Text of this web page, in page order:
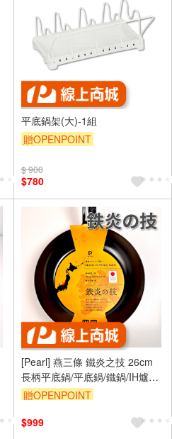
平底鍋架(大)-1組
贈OPENPOINT
$ 900
$780
[Pearl] 燕三條 鐵炎之技 26cm
長柄平底鍋/平底鍋/鐵鍋/IH爐適
用
贈OPENPOINT
$999